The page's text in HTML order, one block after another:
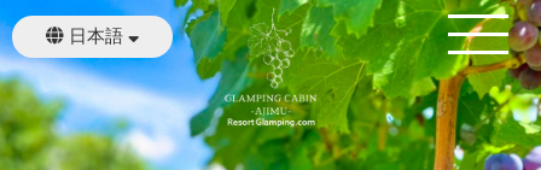
日本語
English
繁體中文